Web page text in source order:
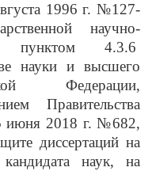
1996 г. №127-
научно-
пунктом 4.3.6
науки и высшего
Федерации,
Правительства
июня 2018 г. №682,
диссертаций на
наук, на